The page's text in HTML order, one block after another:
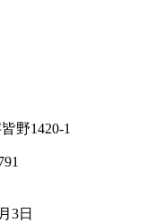
野1420-1
3日